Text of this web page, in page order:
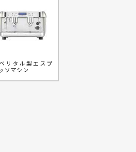
リタル製エスプ
ソマシン